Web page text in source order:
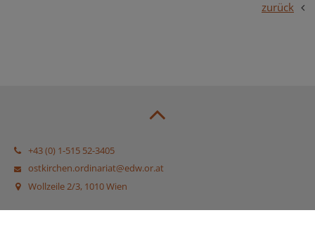
zurück
+43 (0) 1-515 52-3405
ostkirchen.ordinariat@edw.or.at
Wollzeile 2/3, 1010 Wien